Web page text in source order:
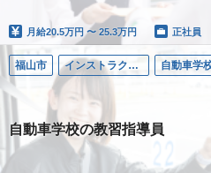
月給20.5万円 〜 25.3万円 正社員
福山市 インストラクター／自動車学校 自動車学
自動車学校の教習指導員